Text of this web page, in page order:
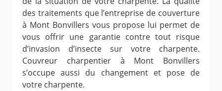
des traitements que l’entreprise de couverture
à Mont Bonvillers vous propose lui permet de
vous offrir une garantie contre tout risque
d’invasion d’insecte sur votre charpente.
Couvreur charpentier à Mont Bonvillers
s’occupe aussi du changement et pose de
votre charpente.